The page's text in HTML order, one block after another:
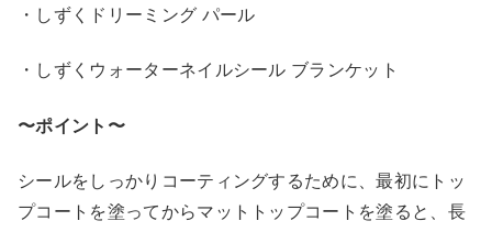
・しずくドリーミング パール
・しずくウォーターネイルシール ブランケット
〜ポイント〜
シールをしっかりコーティングするために、最初にトッ
プコートを塗ってからマットトップコートを塗ると、長